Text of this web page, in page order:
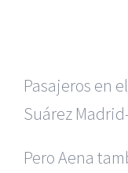
Pasajeros en
Suárez
Pero Aena